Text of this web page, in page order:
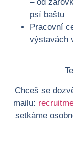
psí baštu
Pracovní
výstavách
Chceš se
mailu:
setkáme